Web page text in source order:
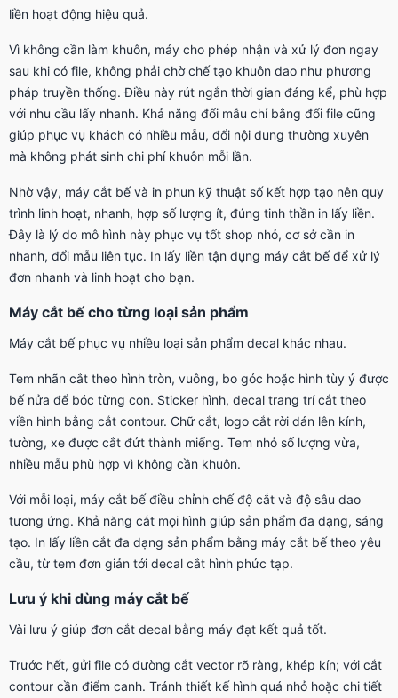
liền hoạt động hiệu quả.
Vì không cần làm khuôn, máy cho phép nhận và xử lý đơn ngay
sau khi có file, không phải chờ chế tạo khuôn dao như phương
pháp truyền thống. Điều này rút ngắn thời gian đáng kể, phù hợp
với nhu cầu lấy nhanh. Khả năng đổi mẫu chỉ bằng đổi file cũng
giúp phục vụ khách có nhiều mẫu, đổi nội dung thường xuyên
mà không phát sinh chi phí khuôn mỗi lần.
Nhờ vậy, máy cắt bế và in phun kỹ thuật số kết hợp tạo nên quy
trình linh hoạt, nhanh, hợp số lượng ít, đúng tinh thần in lấy liền.
Đây là lý do mô hình này phục vụ tốt shop nhỏ, cơ sở cần in
nhanh, đổi mẫu liên tục. In lấy liền tận dụng máy cắt bế để xử lý
đơn nhanh và linh hoạt cho bạn.
Máy cắt bế cho từng loại sản phẩm
Máy cắt bế phục vụ nhiều loại sản phẩm decal khác nhau.
Tem nhãn cắt theo hình tròn, vuông, bo góc hoặc hình tùy ý được
bế nửa để bóc từng con. Sticker hình, decal trang trí cắt theo
viền hình bằng cắt contour. Chữ cắt, logo cắt rời dán lên kính,
tường, xe được cắt đứt thành miếng. Tem nhỏ số lượng vừa,
nhiều mẫu phù hợp vì không cần khuôn.
Với mỗi loại, máy cắt bế điều chỉnh chế độ cắt và độ sâu dao
tương ứng. Khả năng cắt mọi hình giúp sản phẩm đa dạng, sáng
tạo. In lấy liền cắt đa dạng sản phẩm bằng máy cắt bế theo yêu
cầu, từ tem đơn giản tới decal cắt hình phức tạp.
Lưu ý khi dùng máy cắt bế
Vài lưu ý giúp đơn cắt decal bằng máy đạt kết quả tốt.
Trước hết, gửi file có đường cắt vector rõ ràng, khép kín; với cắt
contour cần điểm canh. Tránh thiết kế hình quá nhỏ hoặc chi tiết